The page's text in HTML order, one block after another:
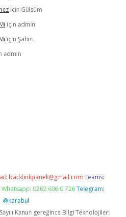
için Gülsüm
için admin
için Şahin
admin
backlinkpaneli@gmail.com Teams:
Whatsapp: 0262 606 0 726 Telegram:
@karabul
Kanun gereğince Bilgi Teknolojileri